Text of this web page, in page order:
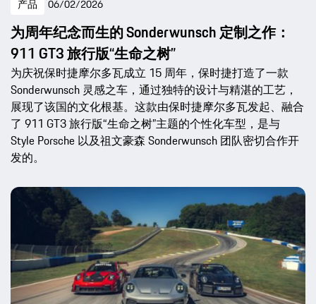
产品 06/02/2026
为周年纪念而生的 Sonderwunsch 定制之作：
911 GT3 旅行版“生命之树”
为庆祝保时捷摩尔多瓦成立 15 周年，保时捷打造了一款
Sonderwunsch 灵感之车，通过独特的设计与精湛的工艺，
展现了该国的文化根基。这款由保时捷摩尔多瓦发起、融合
了 911 GT3 旅行版“生命之树”主题的个性化车型，是与
Style Porsche 以及祖文豪森 Sonderwunsch 团队密切合作开
发的。